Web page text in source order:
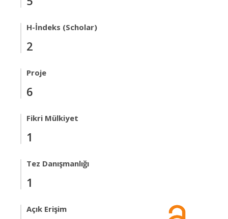
H-İndeks (Scholar)
2
Proje
6
Fikri Mülkiyet
1
Tez Danışmanlığı
1
Açık Erişim